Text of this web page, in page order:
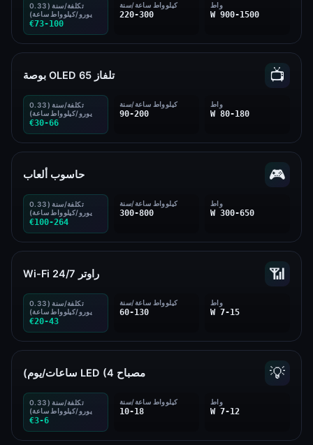
واط
900-1500 W
كيلوواط ساعة/سنة
220-300
تكلفة/سنة (0.33
يورو/كيلوواط ساعة)
€73-100
📺 تلفاز OLED 65 بوصة
واط
80-180 W
كيلوواط ساعة/سنة
90-200
تكلفة/سنة (0.33
يورو/كيلوواط ساعة)
€30-66
🎮 حاسوب ألعاب
واط
300-650 W
كيلوواط ساعة/سنة
300-800
تكلفة/سنة (0.33
يورو/كيلوواط ساعة)
€100-264
📶 راوتر Wi-Fi 24/7
واط
7-15 W
كيلوواط ساعة/سنة
60-130
تكلفة/سنة (0.33
يورو/كيلوواط ساعة)
€20-43
💡 مصباح LED (4 ساعات/يوم)
واط
7-12 W
كيلوواط ساعة/سنة
10-18
تكلفة/سنة (0.33
يورو/كيلوواط ساعة)
€3-6